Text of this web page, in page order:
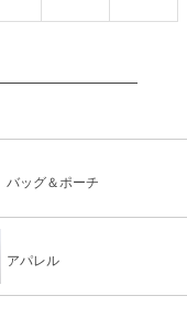
バッグ＆ポーチ
アパレル